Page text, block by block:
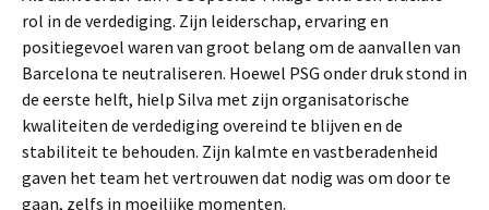
rol in de verdediging. Zijn leiderschap, ervaring en
positiegevoel waren van groot belang om de aanvallen van
Barcelona te neutraliseren. Hoewel PSG onder druk stond in
de eerste helft, hielp Silva met zijn organisatorische
kwaliteiten de verdediging overeind te blijven en de
stabiliteit te behouden. Zijn kalmte en vastberadenheid
gaven het team het vertrouwen dat nodig was om door te
gaan, zelfs in moeilijke momenten.